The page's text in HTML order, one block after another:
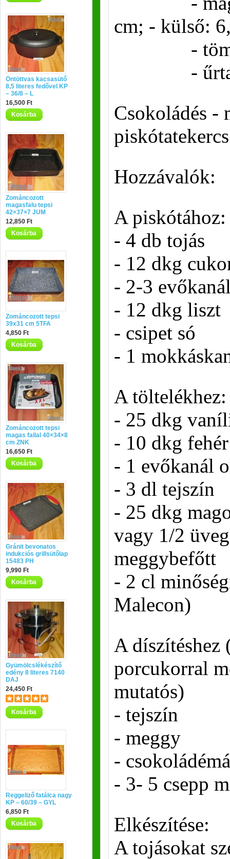
Öntöttvas kacsasütő
8,5 literes fedővel KP
– 36/8 – L
16,500 Ft
Kosárba
Zománcozott
magasfalu tepsi
42×37×7 JUM
12,850 Ft
Kosárba
Zománcozott tepsi
39x31 cm 5TFA
4,850 Ft
Kosárba
Zománcozott tepsi
magas fallal 40×34×8
cm ZNK
16,650 Ft
Kosárba
Gránit bevonatos
indukciós grillsütőlap
15483 PH
9,990 Ft
Kosárba
Gyümölcslékészítő
edény 8 literes 7140
DAJ
24,450 Ft
Kosárba
Reggeliző fatálca nagy
KP – 60/39 – GYL
6,850 Ft
Kosárba
cm; - külső:
-
-
Csokoládés -
piskótatekercs
Hozzávalók:
A piskótához:
- 4 db tojás
- 12 dkg
- 2-3
- 12 dkg liszt
- csipet só
- 1
A töltelékhez:
- 25 dkg
- 10 dkg
- 1 evőkanál
- 3 dl tejszín
- 25 dkg
vagy 1/2
meggybefőtt
- 2 cl
Malecon)
A díszítéshez
porcukorral
mutatós)
- tejszín
- meggy
-
- 3- 5 csepp
Elkészítése:
A tojásokat